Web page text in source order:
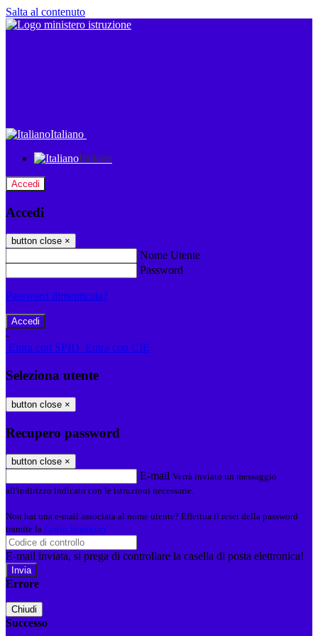
Salta al contenuto
Italiano
Italiano
Accedi
Accedi
button close ×
Nome Utente
Password
Password dimenticata?
-
Entra con SPID Entra con CIE
Seleziona utente
button close ×
Recupero password
button close ×
E-mail Verrà inviato un messaggio
all'indirizzo indicato con le istruzioni necessarie.
Non hai una e-mail associata al nome utente? Effettua il reset della password
tramite la Login Spaggiari
E-mail inviata, si prega di controllare la casella di posta elettronica!
Errore
Chiudi
Successo